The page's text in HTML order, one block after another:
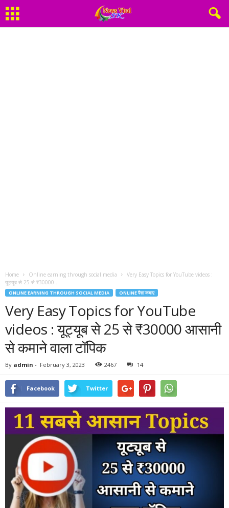
Home Online earning through social media
Very Easy Topics for YouTube videos :
यूट्यूब से 25 से ₹30000...
ONLINE EARNING THROUGH SOCIAL MEDIA ONLINE पैसा कमाए
Very Easy Topics for YouTube
videos : यूट्यूब से 25 से ₹30000 आसानी
से कमाने वाला टॉपिक
By admin - February 3, 2023 2467 14
Facebook Twitter